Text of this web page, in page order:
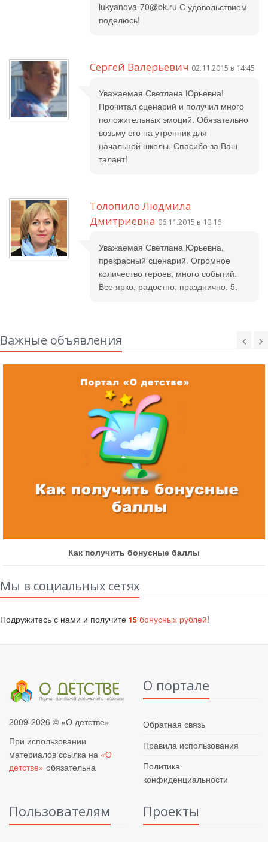
lukyanova-70@bk.ru С удовольствием
поделюсь!
Сергей Валерьевич 02.11.2015 в 14:45
Уважаемая Светлана Юрьевна!
Прочитал сценарий и получил много
положительных эмоций. Обязательно
возьму его на утренник для
начальной школы. Спасибо за Ваш
талант!
Толопило Людмила
Дмитриевна 06.11.2015 в 10:16
Уважаемая Светлана Юрьевна,
прекрасный сценарий. Огромное
количество героев, много событий.
Все ярко, радостно, празднично. 5.
Важные объявления
Как участвовать в быстрых конкурсах
Мы в социальных сетях
Подружитесь с нами и получите 15 бонусных рублей!
2009-2026 © «О детстве»
При использовании
материалов ссылка на «О
детстве» обязательна
О портале
Обратная связь
Правила использования
Политика
конфиденциальности
Пользователям Проекты